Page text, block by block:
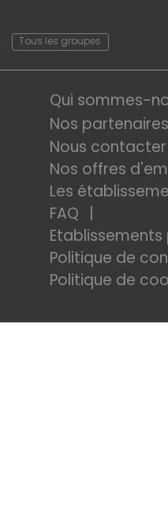
Tous les groupes
Qui sommes-
Nos partenaires
Nous contacter
Nos offres
Les
FAQ
Politique de
Politique de